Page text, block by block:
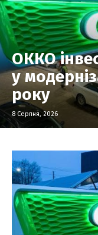
ОККО
у
року
8 Серпня, 2026